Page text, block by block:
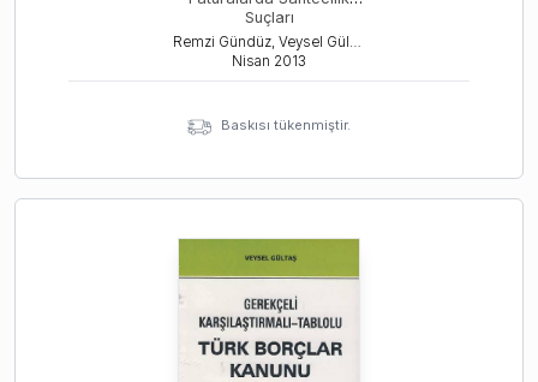
Suçları
Remzi Gündüz, Veysel Gültaş
Nisan 2013
Baskısı tükenmiştir.